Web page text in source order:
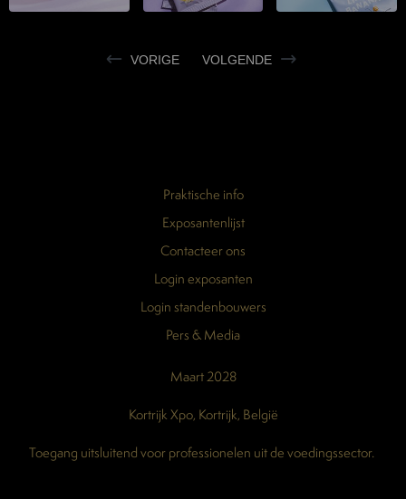
VORIGE VOLGENDE
Praktische info
Exposantenlijst
Contacteer ons
Login exposanten
Login standenbouwers
Pers & Media
Maart 2028
Kortrijk Xpo, Kortrijk, België
Toegang uitsluitend voor professionelen uit de voedingssector.